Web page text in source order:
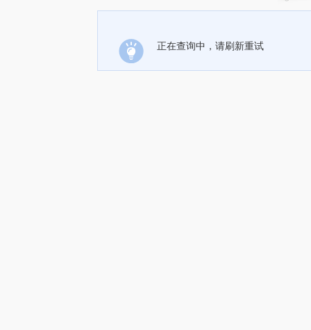
正在查询中，请刷新重试